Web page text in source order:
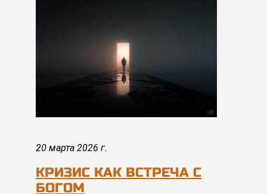
20 марта 2026 г.
КРИЗИС КАК ВСТРЕЧА С
БОГОМ